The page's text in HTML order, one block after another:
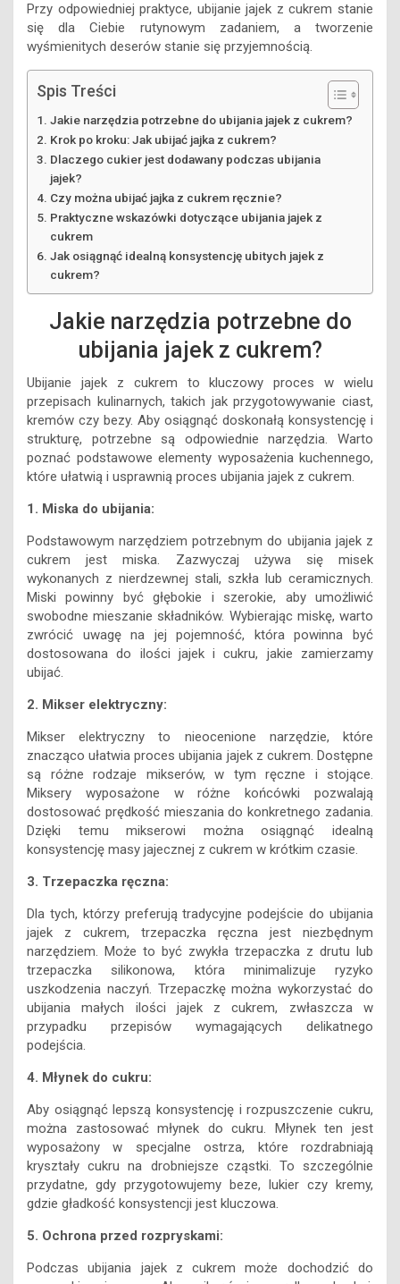
Przy odpowiedniej praktyce, ubijanie jajek z cukrem stanie
się dla Ciebie rutynowym zadaniem, a tworzenie
wyśmienitych deserów stanie się przyjemnością.
Spis Treści
Jakie narzędzia potrzebne do ubijania jajek z cukrem?
Krok po kroku: Jak ubijać jajka z cukrem?
Dlaczego cukier jest dodawany podczas ubijania
jajek?
Czy można ubijać jajka z cukrem ręcznie?
Praktyczne wskazówki dotyczące ubijania jajek z
cukrem
Jak osiągnąć idealną konsystencję ubitych jajek z
cukrem?
Jakie narzędzia potrzebne do
ubijania jajek z cukrem?
Ubijanie jajek z cukrem to kluczowy proces w wielu
przepisach kulinarnych, takich jak przygotowywanie ciast,
kremów czy bezy. Aby osiągnąć doskonałą konsystencję i
strukturę, potrzebne są odpowiednie narzędzia. Warto
poznać podstawowe elementy wyposażenia kuchennego,
które ułatwią i usprawnią proces ubijania jajek z cukrem.
1. Miska do ubijania:
Podstawowym narzędziem potrzebnym do ubijania jajek z
cukrem jest miska. Zazwyczaj używa się misek
wykonanych z nierdzewnej stali, szkła lub ceramicznych.
Miski powinny być głębokie i szerokie, aby umożliwić
swobodne mieszanie składników. Wybierając miskę, warto
zwrócić uwagę na jej pojemność, która powinna być
dostosowana do ilości jajek i cukru, jakie zamierzamy
ubijać.
2. Mikser elektryczny:
Mikser elektryczny to nieocenione narzędzie, które
znacząco ułatwia proces ubijania jajek z cukrem. Dostępne
są różne rodzaje mikserów, w tym ręczne i stojące.
Miksery wyposażone w różne końcówki pozwalają
dostosować prędkość mieszania do konkretnego zadania.
Dzięki temu mikserowi można osiągnąć idealną
konsystencję masy jajecznej z cukrem w krótkim czasie.
3. Trzepaczka ręczna:
Dla tych, którzy preferują tradycyjne podejście do ubijania
jajek z cukrem, trzepaczka ręczna jest niezbędnym
narzędziem. Może to być zwykła trzepaczka z drutu lub
trzepaczka silikonowa, która minimalizuje ryzyko
uszkodzenia naczyń. Trzepaczkę można wykorzystać do
ubijania małych ilości jajek z cukrem, zwłaszcza w
przypadku przepisów wymagających delikatnego
podejścia.
4. Młynek do cukru:
Aby osiągnąć lepszą konsystencję i rozpuszczenie cukru,
można zastosować młynek do cukru. Młynek ten jest
wyposażony w specjalne ostrza, które rozdrabniają
kryształy cukru na drobniejsze cząstki. To szczególnie
przydatne, gdy przygotowujemy beze, lukier czy kremy,
gdzie gładkość konsystencji jest kluczowa.
5. Ochrona przed rozpryskami:
Podczas ubijania jajek z cukrem może dochodzić do